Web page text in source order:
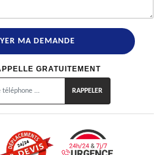
GRATUITEMENT